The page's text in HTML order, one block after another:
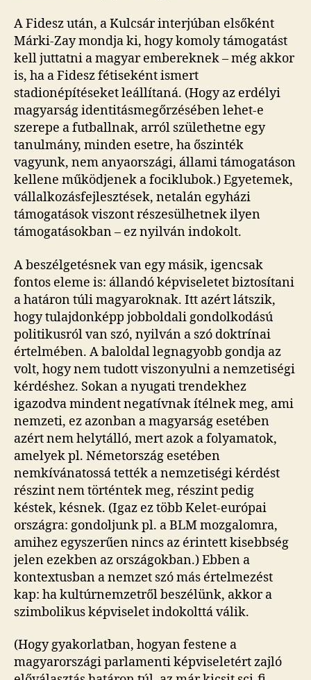
A Fidesz után, a Kulcsár interjúban elsőként
Márki-Zay mondja ki, hogy komoly támogatást
kell juttatni a magyar embereknek – még akkor
is, ha a Fidesz fétiseként ismert
stadionépítéseket leállítaná. (Hogy az erdélyi
magyarság identitásmegőrzésében lehet-e
szerepe a futballnak, arról születhetne egy
tanulmány, minden esetre, ha őszinték
vagyunk, nem anyaországi, állami támogatáson
kellene működjenek a fociklubok.) Egyetemek,
vállalkozásfejlesztések, netalán egyházi
támogatások viszont részesülhetnek ilyen
támogatásokban – ez nyilván indokolt.
A beszélgetésnek van egy másik, igencsak
fontos eleme is: állandó képviseletet biztosítani
a határon túli magyaroknak. Itt azért látszik,
hogy tulajdonképp jobboldali gondolkodású
politikusról van szó, nyilván a szó doktrínai
értelmében. A baloldal legnagyobb gondja az
volt, hogy nem tudott viszonyulni a nemzetiségi
kérdéshez. Sokan a nyugati trendekhez
igazodva mindent negatívnak ítélnek meg, ami
nemzeti, ez azonban a magyarság esetében
azért nem helytálló, mert azok a folyamatok,
amelyek pl. Németország esetében
nemkívánatossá tették a nemzetiségi kérdést
részint nem történtek meg, részint pedig
késtek, késnek. (Igaz ez több Kelet-európai
országra: gondoljunk pl. a BLM mozgalomra,
amihez egyszerűen nincs az érintett kisebbség
jelen ezekben az országokban.) Ebben a
kontextusban a nemzet szó más értelmezést
kap: ha kultúrnemzetről beszélünk, akkor a
szimbolikus képviselet indokolttá válik.
(Hogy gyakorlatban, hogyan festene a
magyarországi parlamenti képviseletért zajló